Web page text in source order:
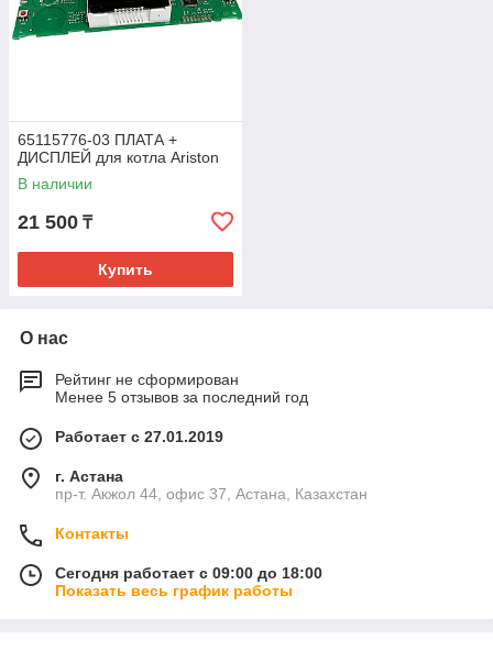
65115776-03 ПЛАТА +
ДИСПЛЕЙ для котла Ariston
В наличии
21 500 ₸
Купить
О нас
Рейтинг не сформирован
Менее 5 отзывов за последний год
Работает с 27.01.2019
г. Астана
пр-т. Акжол 44, офис 37, Астана, Казахстан
Контакты
Сегодня работает с 09:00 до 18:00
Показать весь график работы